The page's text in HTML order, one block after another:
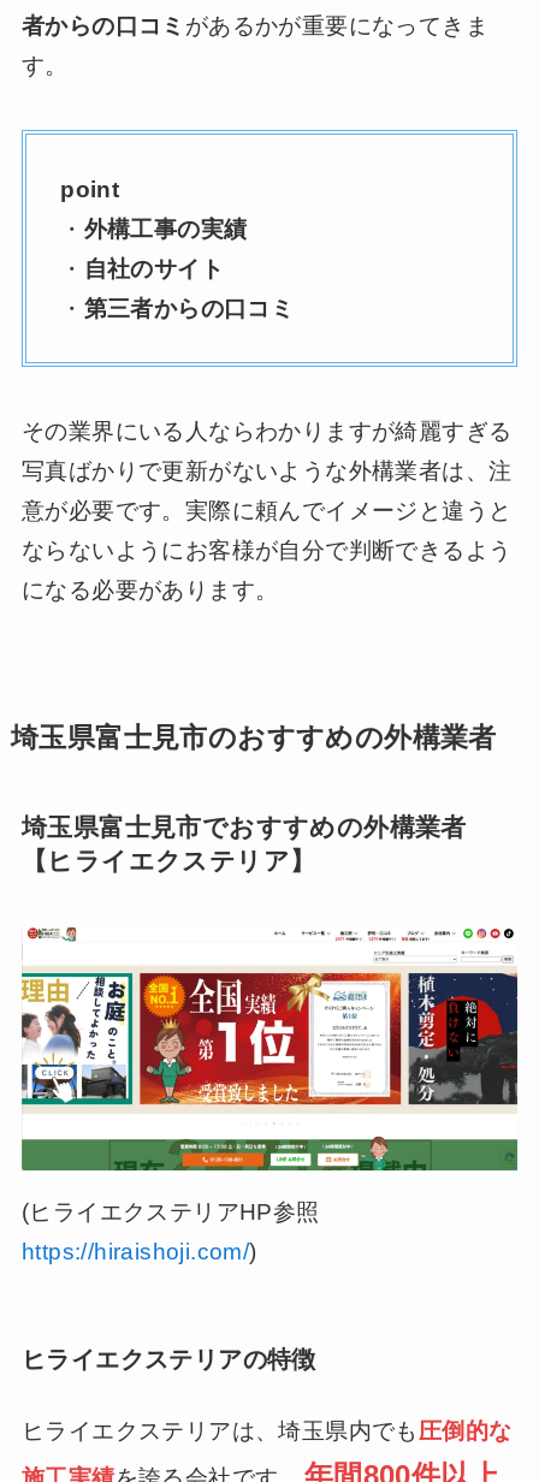
者からの口コミ があるかが重要になってきま
す。
point
・ 外構工事の実績
・ 自社のサイト
・ 第三者からの口コミ
その業界にいる人ならわかりますが綺麗すぎる
写真ばかりで更新がないような外構業者は、注
意が必要です。実際に頼んでイメージと違うと
ならないようにお客様が自分で判断できるよう
になる必要があります。
埼玉県富士見市のおすすめの外構業者
埼玉県富士見市でおすすめの外構業者
【ヒライエクステリア】
(ヒライエクステリアHP参照
https://hiraishoji.com/)
ヒライエクステリアの特徴
ヒライエクステリアは、埼玉県内でも圧倒的な